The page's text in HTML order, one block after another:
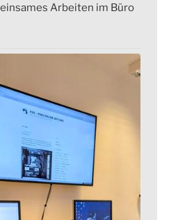
Arbeiten im Büro